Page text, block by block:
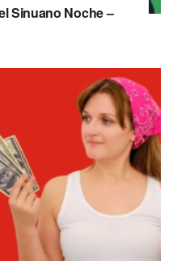
Sinuano Noche –